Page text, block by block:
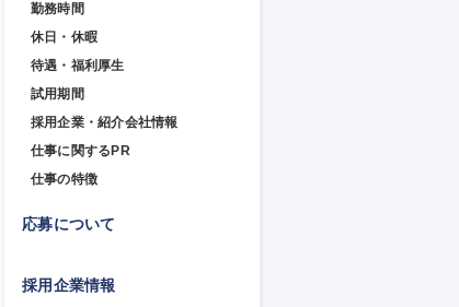
勤務時間
休日・休暇
待遇・福利厚生
試用期間
採用企業・紹介会社情報
仕事に関するPR
仕事の特徴
応募について
採用企業情報